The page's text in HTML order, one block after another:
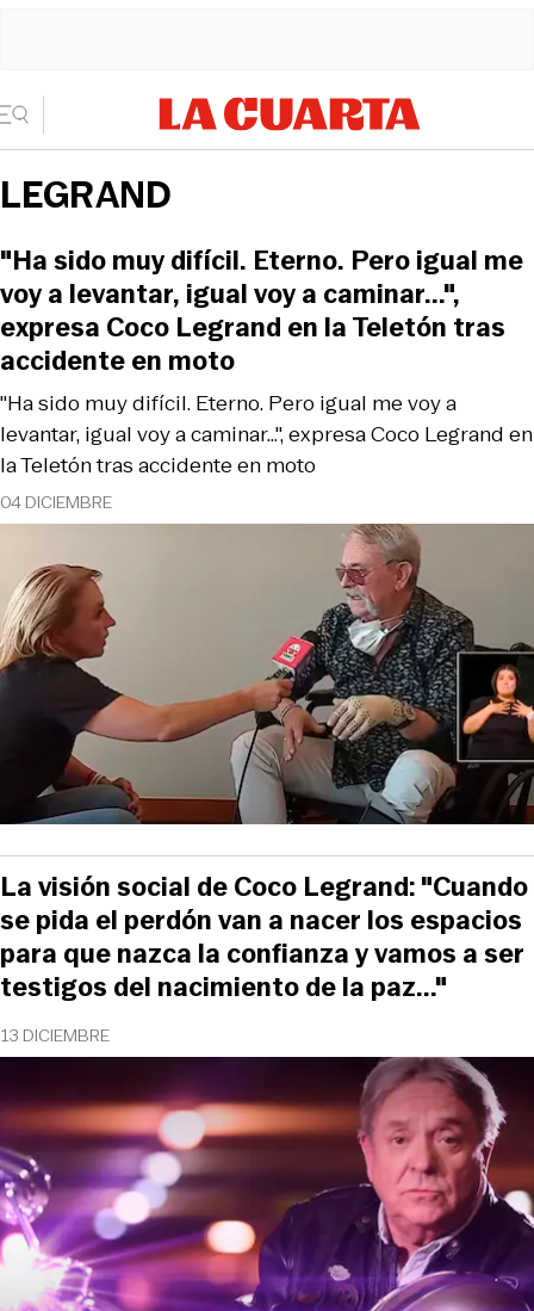
LEGRAND
04 DICIEMBRE
"Ha sido muy difícil. Eterno. Pero igual me voy a
levantar, igual voy a caminar...", expresa Coco Legrand en
la Teletón tras accidente en moto
"Ha sido muy difícil. Eterno. Pero igual me
voy a levantar, igual voy a caminar...",
expresa Coco Legrand en la Teletón tras
accidente en moto
13 DICIEMBRE
La visión social de Coco Legrand: "Cuando
se pida el perdón van a nacer los espacios
para que nazca la confianza y vamos a ser
testigos del nacimiento de la paz..."